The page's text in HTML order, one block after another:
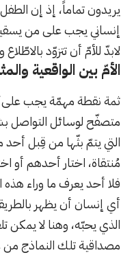
يريدون تماماً، إذ إن
إنساني يجب على من
لابدّ للأمّ أن تتزوّد
الأمّ بين الواقعية
ثمة نقطة مهمّة يجب
متصفّح لوسائل التواصل
التي يتمّ بثّها من قِبل أحد
مُنتقاة، اختار أحدهم أو
فلا أحد يعرف ما وراء
أي إنسان أن يظهر
الذي يحبّه، وهنا لا
مصداقية تلك النماذج